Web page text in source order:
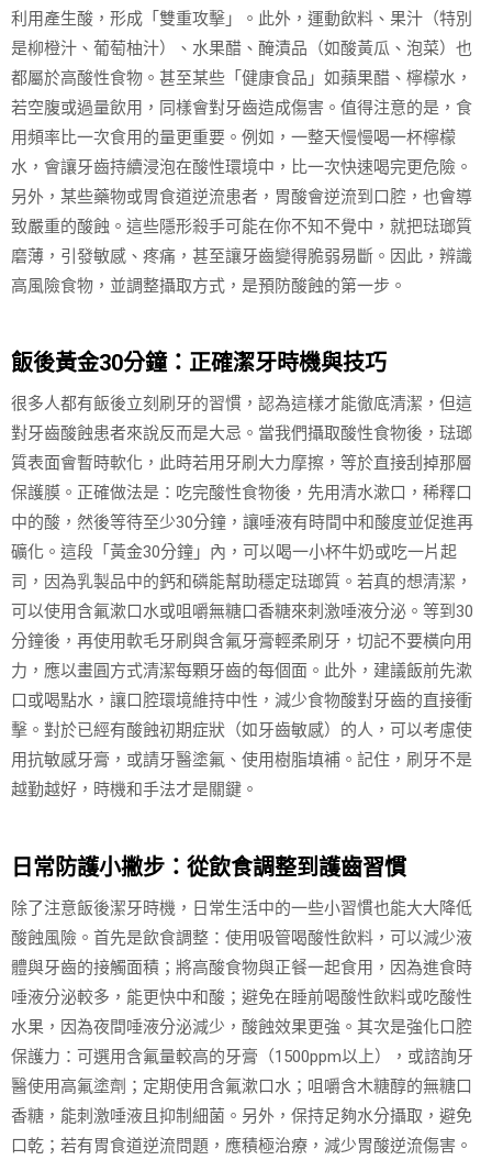
利用產生酸，形成「雙重攻擊」。此外，運動飲料、果汁（特別
是柳橙汁、葡萄柚汁）、水果醋、醃漬品（如酸黃瓜、泡菜）也
都屬於高酸性食物。甚至某些「健康食品」如蘋果醋、檸檬水，
若空腹或過量飲用，同樣會對牙齒造成傷害。值得注意的是，食
用頻率比一次食用的量更重要。例如，一整天慢慢喝一杯檸檬
水，會讓牙齒持續浸泡在酸性環境中，比一次快速喝完更危險。
另外，某些藥物或胃食道逆流患者，胃酸會逆流到口腔，也會導
致嚴重的酸蝕。這些隱形殺手可能在你不知不覺中，就把琺瑯質
磨薄，引發敏感、疼痛，甚至讓牙齒變得脆弱易斷。因此，辨識
高風險食物，並調整攝取方式，是預防酸蝕的第一步。
飯後黃金30分鐘：正確潔牙時機與技巧
很多人都有飯後立刻刷牙的習慣，認為這樣才能徹底清潔，但這
對牙齒酸蝕患者來說反而是大忌。當我們攝取酸性食物後，琺瑯
質表面會暫時軟化，此時若用牙刷大力摩擦，等於直接刮掉那層
保護膜。正確做法是：吃完酸性食物後，先用清水漱口，稀釋口
中的酸，然後等待至少30分鐘，讓唾液有時間中和酸度並促進再
礦化。這段「黃金30分鐘」內，可以喝一小杯牛奶或吃一片起
司，因為乳製品中的鈣和磷能幫助穩定琺瑯質。若真的想清潔，
可以使用含氟漱口水或咀嚼無糖口香糖來刺激唾液分泌。等到30
分鐘後，再使用軟毛牙刷與含氟牙膏輕柔刷牙，切記不要橫向用
力，應以畫圓方式清潔每顆牙齒的每個面。此外，建議飯前先漱
口或喝點水，讓口腔環境維持中性，減少食物酸對牙齒的直接衝
擊。對於已經有酸蝕初期症狀（如牙齒敏感）的人，可以考慮使
用抗敏感牙膏，或請牙醫塗氟、使用樹脂填補。記住，刷牙不是
越勤越好，時機和手法才是關鍵。
日常防護小撇步：從飲食調整到護齒習慣
除了注意飯後潔牙時機，日常生活中的一些小習慣也能大大降低
酸蝕風險。首先是飲食調整：使用吸管喝酸性飲料，可以減少液
體與牙齒的接觸面積；將高酸食物與正餐一起食用，因為進食時
唾液分泌較多，能更快中和酸；避免在睡前喝酸性飲料或吃酸性
水果，因為夜間唾液分泌減少，酸蝕效果更強。其次是強化口腔
保護力：可選用含氟量較高的牙膏（1500ppm以上），或諮詢牙
醫使用高氟塗劑；定期使用含氟漱口水；咀嚼含木糖醇的無糖口
香糖，能刺激唾液且抑制細菌。另外，保持足夠水分攝取，避免
口乾；若有胃食道逆流問題，應積極治療，減少胃酸逆流傷害。